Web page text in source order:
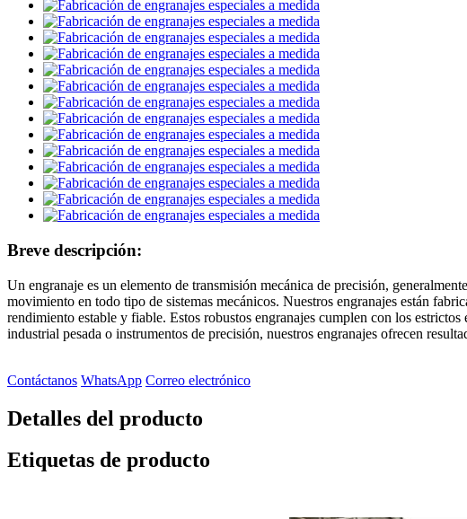
Breve descripción:
Un engranaje es un elemento de transmisión mecánica de precisión,
movimiento en todo tipo de sistemas mecánicos. Nuestros engranajes están
rendimiento estable y fiable. Estos robustos engranajes cumplen con los
industrial pesada o instrumentos de precisión, nuestros engranajes ofrecen
Contáctanos WhatsApp Correo electrónico
Detalles del producto
Etiquetas de producto